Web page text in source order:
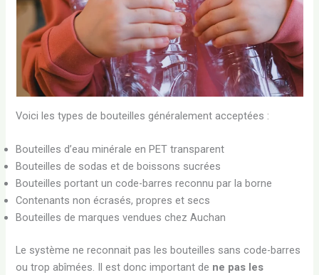
Voici les types de bouteilles généralement acceptées :
Bouteilles d’eau minérale en PET transparent
Bouteilles de sodas et de boissons sucrées
Bouteilles portant un code-barres reconnu par la borne
Contenants non écrasés, propres et secs
Bouteilles de marques vendues chez Auchan
Le système ne reconnait pas les bouteilles sans code-barres
ou trop abîmées. Il est donc important de ne pas les